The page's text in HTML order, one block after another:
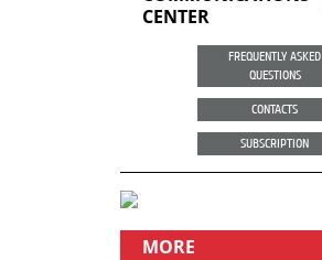
CENTER
FREQUENTLY ASKED
QUESTIONS
CONTACTS
SUBSCRIPTION
MORE